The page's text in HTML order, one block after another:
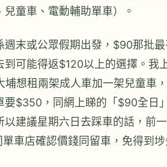
童車、電動輔助單車）。
週末或公眾假期出發，$90那批
到可能得返$120以上的選擇。我
埔想租兩架成人車加一架兒童車，
要$350，同網上睇的「$90全日
建議星期六日去踩車的話，前一
車店確認價錢同留車，免得到